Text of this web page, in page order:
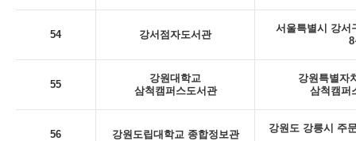
54 강서점자도서관
서울특별시 강서
55
강원대학교
삼척캠퍼스도서관
강원특별자
삼척캠퍼
56 강원도립대학교 종합정보관
강원도 강릉시 주